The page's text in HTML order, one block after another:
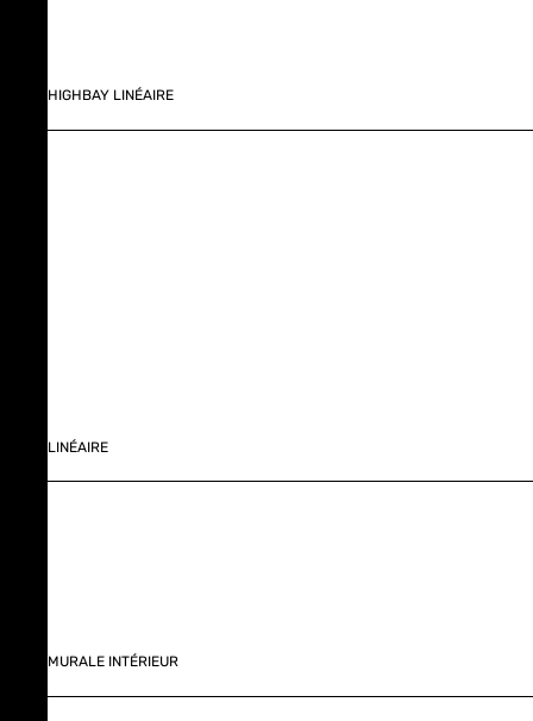
HIGHBAY LINÉAIRE
LINÉAIRE
MURALE INTÉRIEUR